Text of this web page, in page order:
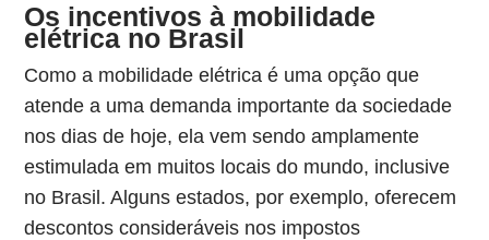
Os incentivos à mobilidade
elétrica no Brasil
Como a mobilidade elétrica é uma opção que
atende a uma demanda importante da sociedade
nos dias de hoje, ela vem sendo amplamente
estimulada em muitos locais do mundo, inclusive
no Brasil. Alguns estados, por exemplo, oferecem
descontos consideráveis nos impostos